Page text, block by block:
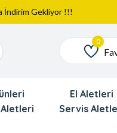
Yayında
İnceledinizmi ?
Favoriler
El Aletleri
Servis